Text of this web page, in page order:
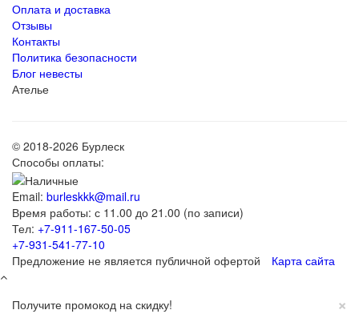
Оплата и доставка
Отзывы
Контакты
Политика безопасности
Блог невесты
Ателье
© 2018-2026 Бурлеск
Способы оплаты:
Email: burleskkk@mail.ru
Время работы: с 11.00 до 21.00 (по записи)
Тел: +7-911-167-50-05
+7-931-541-77-10
Предложение не является публичной офертой
Карта сайта
×
Получите промокод на скидку!